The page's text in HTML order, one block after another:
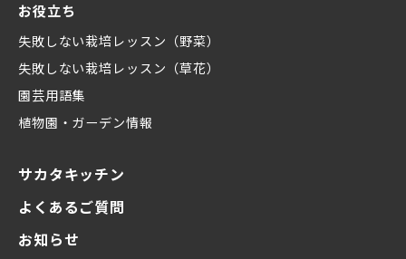
お役立ち
失敗しない栽培レッスン（野菜）
失敗しない栽培レッスン（草花）
園芸用語集
植物園・ガーデン情報
サカタキッチン
よくあるご質問
お知らせ